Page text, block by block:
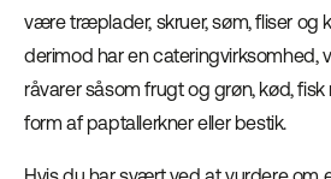
være træplader, skruer, søm, fliser og
derimod har en cateringvirksomhed,
råvarer såsom frugt og grøn, kød,
form af paptallerkner eller bestik.